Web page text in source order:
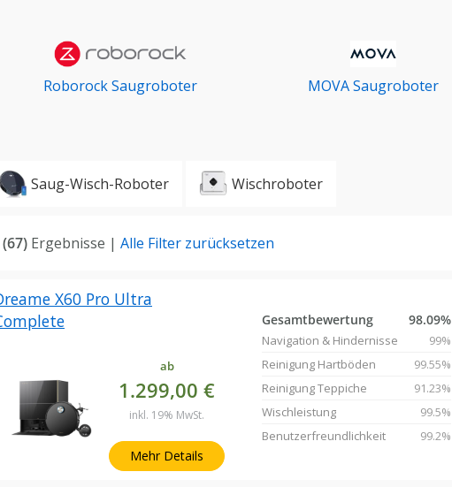
Roborock Saugroboter MOVA Saugroboter
Saug-Wisch-Roboter Wischroboter
(67) Ergebnisse | Alle Filter zurücksetzen
X60 Pro Ultra
ab
1.299,00 €
inkl. 19% MwSt.
Mehr Details
Gesamtbewertung 98.09%
Navigation & Hindernisse
99%
Reinigung Hartböden
99.55%
Reinigung Teppiche
91.23%
Wischleistung
99.5%
Benutzerfreundlichkeit
99.2%